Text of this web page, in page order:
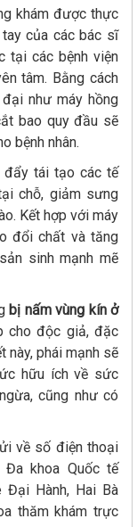
khám được thực
của các bác sĩ
tại các bệnh viện
tâm. Bằng cách
như máy hồng
bao quy đầu sẽ
bệnh nhân.
đẩy tái tạo các tế
chỗ, giảm sưng
Kết hợp với máy
đổi chất và tăng
sinh mạnh mẽ
bị nấm vùng kín ở
cho độc giả, đặc
này, phái mạnh sẽ
hữu ích về sức
cũng như có
về số điện thoại
Đa khoa Quốc tế
Đại Hành, Hai Bà
thăm khám trực